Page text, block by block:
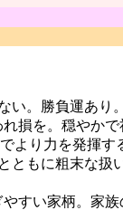
い。勝負運あり
損を。穏やかで
より力を発揮す
ともに粗末な扱
すい家柄。家族